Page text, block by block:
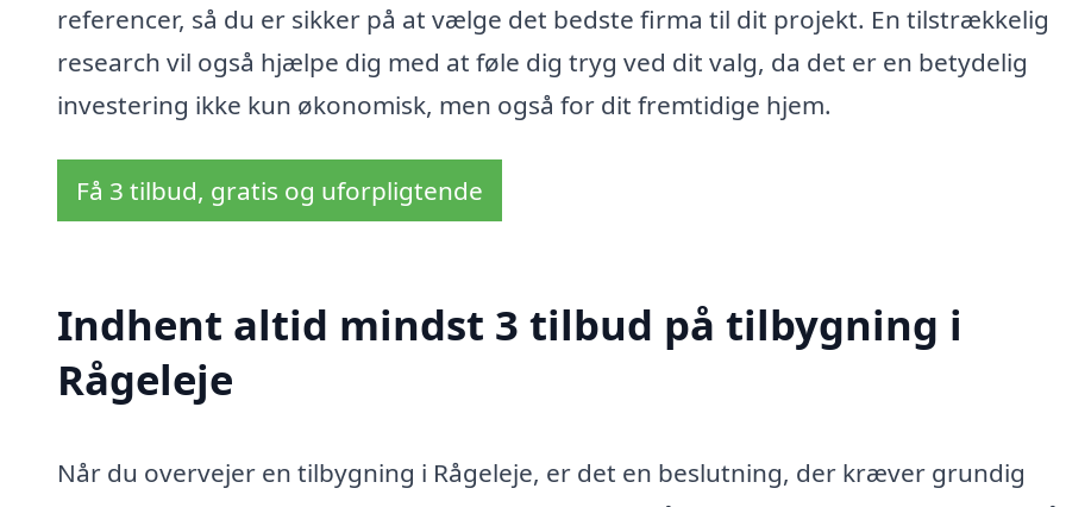
referencer, så du er sikker på at vælge det bedste firma til dit projekt. En tilstrækkelig
research vil også hjælpe dig med at føle dig tryg ved dit valg, da det er en betydelig
investering ikke kun økonomisk, men også for dit fremtidige hjem.
Få 3 tilbud, gratis og uforpligtende
Indhent altid mindst 3 tilbud på tilbygning i
Rågeleje
Når du overvejer en tilbygning i Rågeleje, er det en beslutning, der kræver grundig